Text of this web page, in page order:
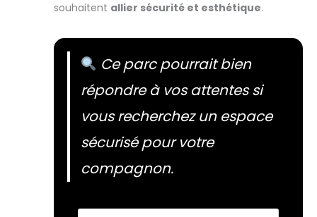
souhaitent allier sécurité et esthétique.
Ce parc pourrait bien
répondre à vos attentes si
vous recherchez un espace
sécurisé pour votre
compagnon.